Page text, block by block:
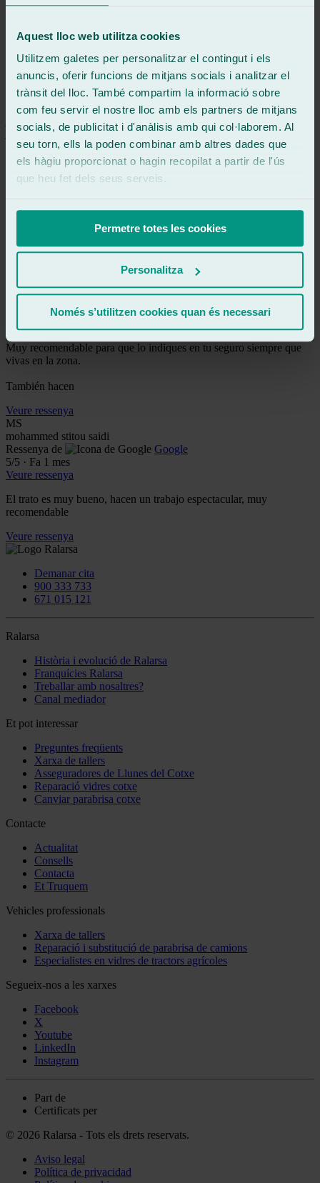
Aquest lloc web utilitza cookies
Utilitzem galetes per personalitzar el contingut i els
anuncis, oferir funcions de mitjans socials i analitzar el
trànsit del lloc. També compartim la informació sobre
com feu servir el nostre lloc amb els partners de mitjans
socials, de publicitat i d'anàlisis amb qui col·laborem. Al
seu torn, ells la poden combinar amb altres dades que
els hàgiu proporcionat o hagin recopilat a partir de l'ús
que heu fet dels seus serveis.
Permetre totes les cookies
Personalitza
Només s’utilitzen cookies quan és necessari
5/5· Fa 3 setmanes
Una atención espectacular, los dos trabajadores tanto el jefe de taller
como en chico que me cambió la luna super amables atentos y me
dejaron el coche super limpio, muy rápidos y si volveremos a
vernos, por qué ojalá me tratarán así donde fuera.
Veure ressenya
joel cabanillas
Ressenya de
Google
/5· Fa 1 mes
Veure ressenya
osetemajete
Veure ressenya
Hoy he venido, más que nada por qué mi seguro me lo ha indicado.
Se nota la profesionalidad, los chicos resolutivos y majos, es algo
importante.
Muy recomendable para que lo indiques en tu seguro siempre que
vivas en la zona.
También hacen
Veure ressenya
MS
mohammed stitou saidi
Ressenya de
Google
5/5 · Fa 1 mes
Veure ressenya
El trato es muy bueno, hacen un trabajo espectacular, muy
recomendable
Veure ressenya
Demanar cita
900 333 733
671 015 121
Ralarsa
Història i evolució de Ralarsa
Franquícies Ralarsa
Treballar amb nosaltres?
Canal mediador
Et pot interessar
Preguntes freqüents
Xarxa de tallers
Asseguradores de Llunes del Cotxe
Reparació vidres cotxe
Canviar parabrisa cotxe
Contacte
Actualitat
Consells
Contacta
Et Truquem
Vehicles professionals
Xarxa de tallers
Reparació i substitució de parabrisa de camions
Especialistes en vidres de tractors agrícoles
Segueix-nos a les xarxes
Facebook
X
Youtube
LinkedIn
Instagram
Part de
Certificats per
© 2026 Ralarsa - Tots els drets reservats.
Aviso legal
Política de privacidad